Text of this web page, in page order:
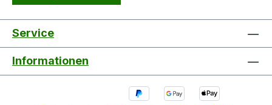
Service
Informationen